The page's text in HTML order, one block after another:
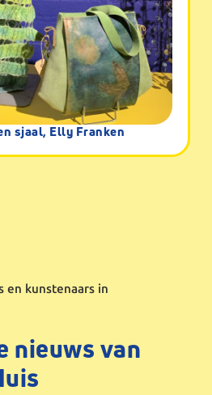
sjaal, Elly Franken
en kunstenaars in
nieuws van